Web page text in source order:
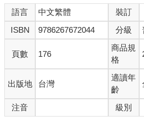
語言 中文繁體
裝訂
ISBN
9786267672044 分級
頁數 176
商品規
格
出版地 台灣
適讀年
齡
注音 級別